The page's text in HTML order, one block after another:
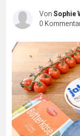
VonSophie
0